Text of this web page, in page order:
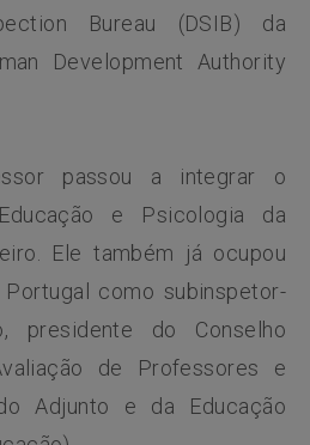
Bureau (DSIB) da
Development Authority
passou a integrar o
e Psicologia da
Ele também já ocupou
como subinspetor-
presidente do Conselho
de Professores e
Adjunto e da Educação